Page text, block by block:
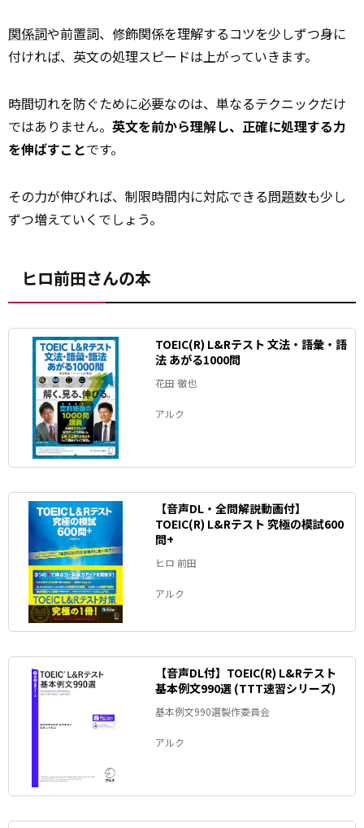
関係詞や前置詞、修飾関係を理解するコツを少しずつ身に
付ければ、英文の処理スピードは上がっていきます。
時間切れを防ぐために必要なのは、単なるテクニックだけ
ではありません。 英文を前から理解し、正確に処理する力
を伸ばすことです。
その力が伸びれば、制限時間内に対応できる問題数も少し
ずつ増えていくでしょう。
ヒロ前田さんの本
TOEIC(R) L&Rテスト 文法・語彙・語
法 あがる1000問
花田 徹也
アルク
【音声DL・全問解説動画付】
TOEIC(R) L&Rテスト 究極の模試600
問+
ヒロ 前田
アルク
【音声DL付】TOEIC(R) L&Rテスト
基本例文990選 (TTT速習シリーズ)
基本例文990選製作委員会
アルク